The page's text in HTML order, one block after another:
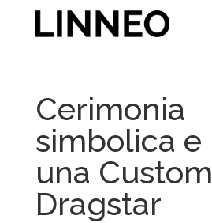
Cerimonia
simbolica e
una Custom
Dragstar